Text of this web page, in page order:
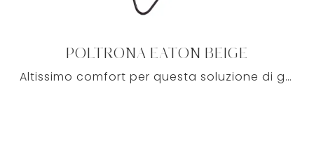
POLTRONA EATON BEIGE
Altissimo comfort per questa soluzione di grande qualità: tra molteplici poltrone lineari di Bizzotto, spicca per le sue doti di funzionalità e stile.